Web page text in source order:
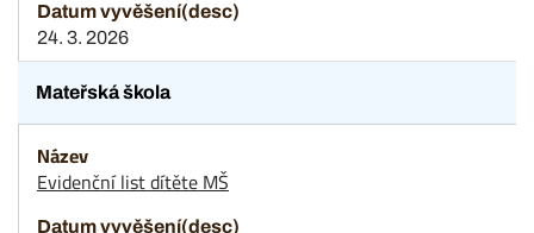
24. 3. 2026
Mateřská škola
Evidenční list dítěte MŠ